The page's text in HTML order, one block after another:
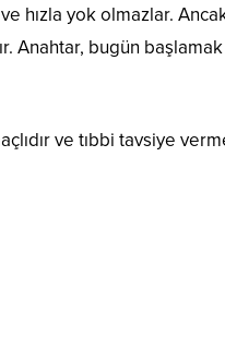
hızla yok olmazlar.
Anahtar, bugün
ve tıbbi tavsiye